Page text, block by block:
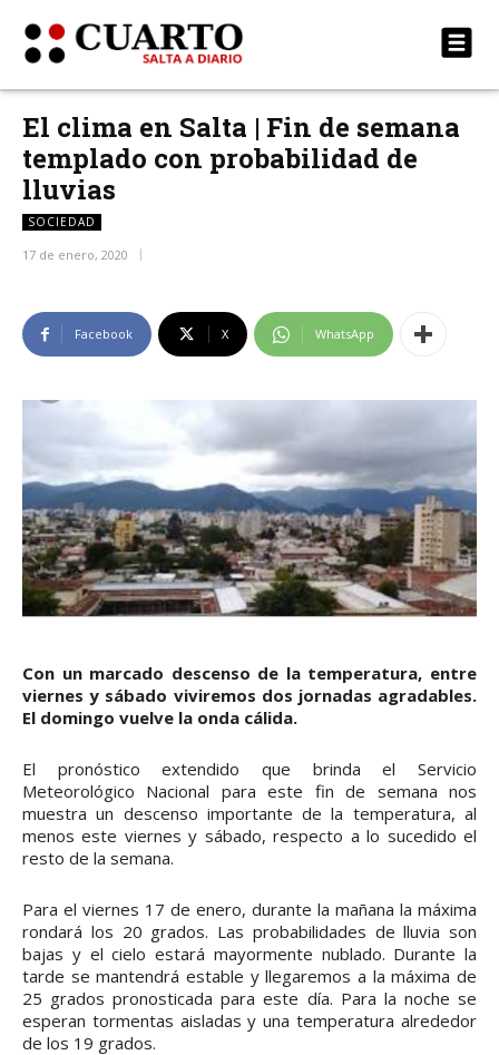
El clima en Salta | Fin de semana
templado con probabilidad de
lluvias
SOCIEDAD
17 de enero, 2020
Facebook X WhatsApp
Con un marcado descenso de la temperatura, entre
viernes y sábado viviremos dos jornadas agradables.
El domingo vuelve la onda cálida.
El pronóstico extendido que brinda el Servicio
Meteorológico Nacional para este fin de semana nos
muestra un descenso importante de la temperatura, al
menos este viernes y sábado, respecto a lo sucedido el
resto de la semana.
Para el viernes 17 de enero, durante la mañana la máxima
rondará los 20 grados. Las probabilidades de lluvia son
bajas y el cielo estará mayormente nublado. Durante la
tarde se mantendrá estable y llegaremos a la máxima de
25 grados pronosticada para este día. Para la noche se
esperan tormentas aisladas y una temperatura alrededor
de los 19 grados.